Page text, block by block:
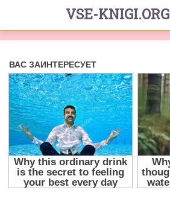
VSE-KNIGI.ORG